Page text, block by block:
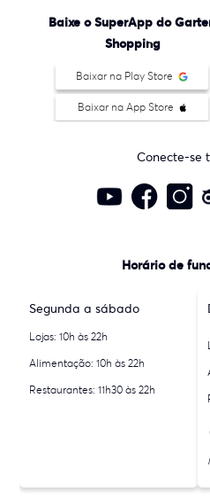
Baixe o SuperApp do
Shopping
Baixar na Play Store
Baixar na App Store
Conecte-se
Horário de
Segunda a sábado
Lojas: 10h às 22h
Alimentação: 10h às 22h
Restaurantes: 11h30 às 22h